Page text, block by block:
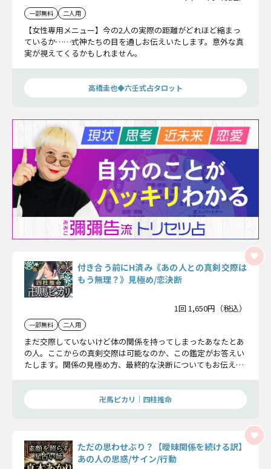
一部無料 二人用
【女性専用メニュー】今の2人の実際の距離がどれほど縮まっ
ているか……式神たちの目を通しお伝えいたします。意外な真
実が視えてくるかもしれません。
高橋圭也◆六壬式占タロット
付き合う前にH済み《あの人との真剣交際は
もう無理？》見極め/恋決断
1回 1,650円（税込）
一部無料 二人用
まだ交際していないけど体の関係を持ってしまったあなたとあ
の人。ここからの真剣交際は可能なのか、この鑑定がお答えい
たします。関係の見極め方、最終的な決断についてもお伝えい
卍馬ピカリ｜四柱推命
ただの思わせぶり？【曖昧関係を続ける訳】
あの人の思惑/サイン/行動